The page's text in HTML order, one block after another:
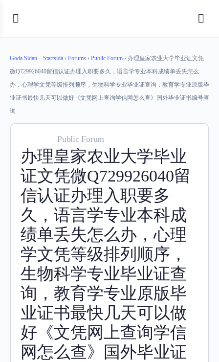
Goda Sidan – Startsida › Forums › Public Forum › 办理皇家农业大学毕业证文凭
微Q729926040留信认证办理入职要多久，语言学专业本科成绩单丢失怎么
办，心理学文凭等级排列顺序，生物科学专业毕业证查询，教育学专业原版毕
业证书最快几天可以做好《文凭网上查询学信网怎么查》国外毕业证书编号查
询
Public Forum
办理皇家农业大学毕业
证文凭微Q729926040留
信认证办理入职要多
久，语言学专业本科成
绩单丢失怎么办，心理
学文凭等级排列顺序，
生物科学专业毕业证查
询，教育学专业原版毕
业证书最快几天可以做
好《文凭网上查询学信
网怎么查》国外毕业证